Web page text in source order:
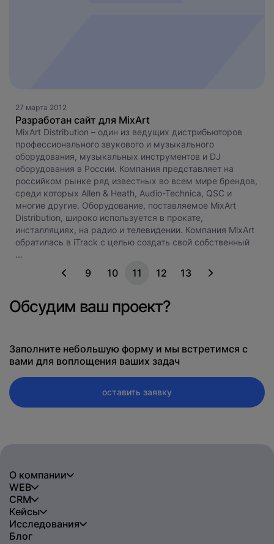
27 марта 2012
Разработан сайт для MixArt
MixArt Distribution – один из ведущих дистрибьюторов
профессионального звукового и музыкального
оборудования, музыкальных инструментов и DJ
оборудования в России. Компания представляет на
российком рынке ряд известных во всем мире брендов,
среди которых Allen & Heath, Audio-Technica, QSC и
многие другие. Оборудование, поставляемое MixArt
Distribution, широко используется в прокате,
инсталляциях, на радио и телевидении. Компания MixArt
обратилась в iTrack с целью создать свой собственный
...
9 10 11 12 13
Обсудим ваш проект?
Заполните небольшую форму и мы встретимся с
вами для воплощения ваших задач
оставить заявку
О компании
WEB
CRM
Кейсы
Исследования
Блог